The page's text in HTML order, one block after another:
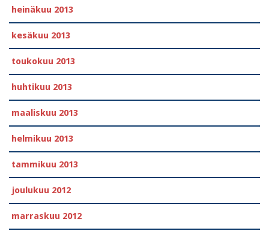
heinäkuu 2013
kesäkuu 2013
toukokuu 2013
huhtikuu 2013
maaliskuu 2013
helmikuu 2013
tammikuu 2013
joulukuu 2012
marraskuu 2012